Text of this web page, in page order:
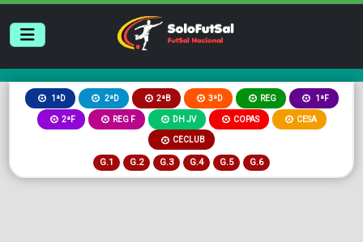
1ªD 2ªD 2ªB 3ªD REG 1ªF
2ªF REG F DH JV COPAS CESA
CECLUB
G.1 G.2 G.3 G.4 G.5 G.6